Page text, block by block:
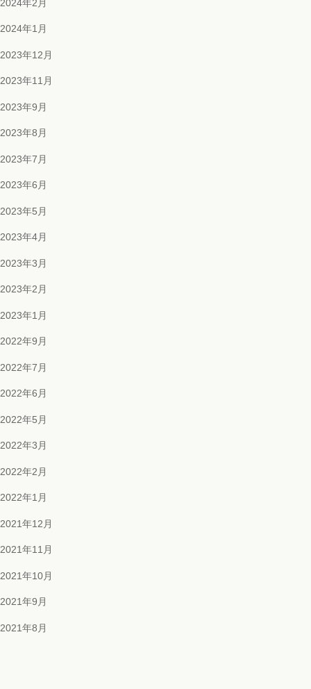
2024年2月
2024年1月
2023年12月
2023年11月
2023年9月
2023年8月
2023年7月
2023年6月
2023年5月
2023年4月
2023年3月
2023年2月
2023年1月
2022年9月
2022年7月
2022年6月
2022年5月
2022年3月
2022年2月
2022年1月
2021年12月
2021年11月
2021年10月
2021年9月
2021年8月